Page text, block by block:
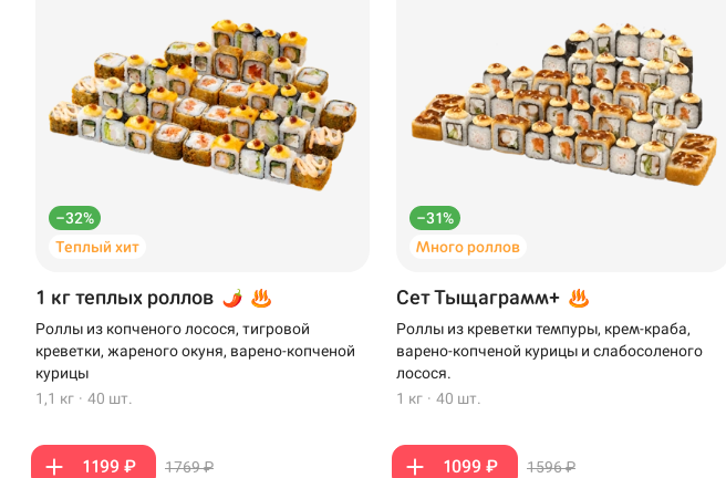
–32%
Теплый хит
1 кг теплых роллов
Роллы из копченого лосося, тигровой
креветки, жареного окуня, варено-копченой
курицы
1,1 кг · 40 шт.
1199 ₽ 1769 ₽
–31%
Много роллов
Сет Тыщаграмм+
Роллы из креветки темпуры, крем-краба,
варено-копченой курицы и слабосоленого
лосося.
1 кг · 40 шт.
1099 ₽ 1596 ₽
Уренгой
199 ₽